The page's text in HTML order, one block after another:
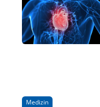
Medizin